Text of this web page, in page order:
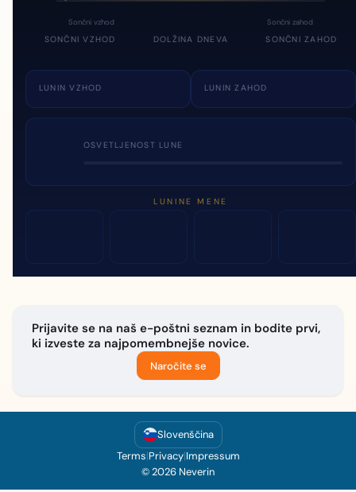
Sončni vzhod Sončni zahod
SONČNI VZHOD DOLŽINA DNEVA SONČNI ZAHOD
LUNIN VZHOD LUNIN ZAHOD
OSVETLJENOST LUNE
LUNINE MENE
Prijavite se na naš e-poštni seznam in bodite prvi,
ki izveste za najpomembnejše novice.
Naročite se
Slovenščina
Terms|Privacy|Impressum
© 2026 Neverin